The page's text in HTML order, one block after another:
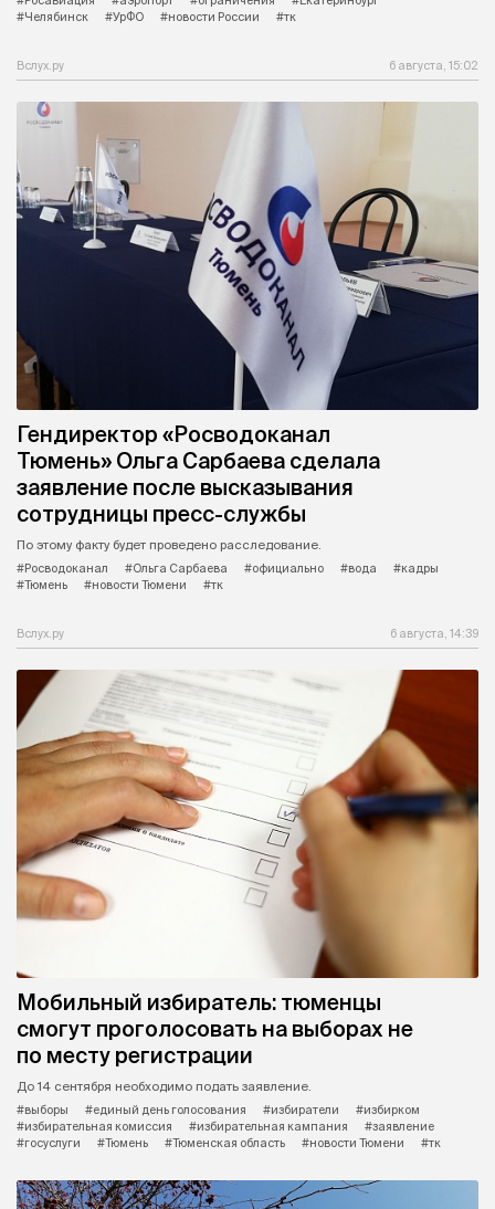
#Челябинск
#УрФО #новости России #тк
Вслух.ру 6 августа, 15:02
Гендиректор «Росводоканал
Тюмень» Ольга Сарбаева сделала
заявление после высказывания
сотрудницы пресс-службы
По этому факту будет проведено расследование.
#Росводоканал
#Ольга Сарбаева #официально #вода
#кадры
#Тюмень
#новости Тюмени #тк
Вслух.ру 6 августа, 14:39
Мобильный избиратель: тюменцы
смогут проголосовать на выборах не
по месту регистрации
До 14 сентября необходимо подать заявление.
#выборы
#единый день голосования #избиратели
#избирком
#избирательная комиссия
#избирательная кампания
#заявление
#госуслуги
#Тюмень #Тюменская область #новости Тюмени #тк